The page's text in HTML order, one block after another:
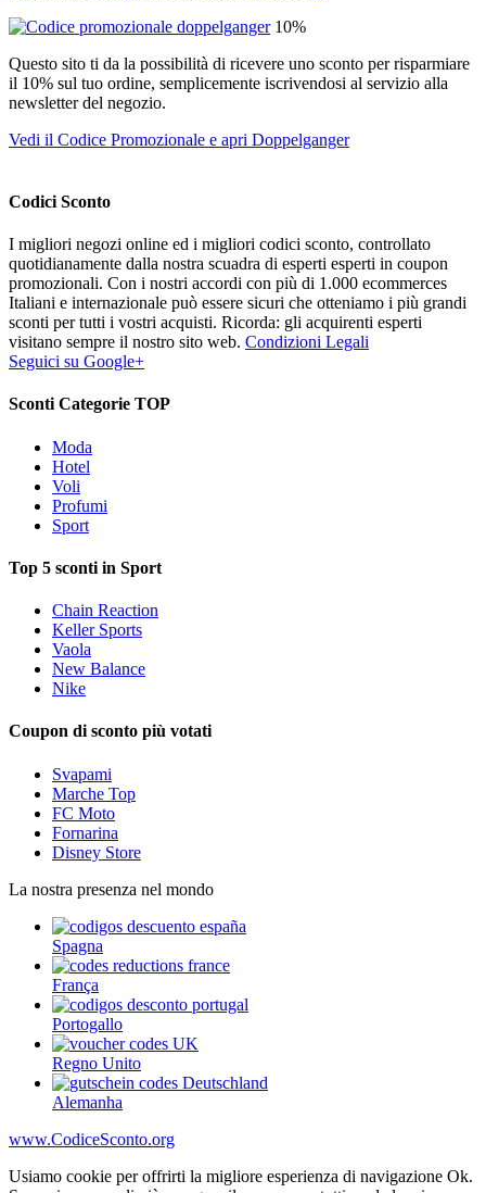
10%
Questo sito ti da la possibilità di ricevere uno sconto per risparmiare
il 10% sul tuo ordine, semplicemente iscrivendosi al servizio alla
newsletter del negozio.
Vedi il Codice Promozionale e apri Doppelganger
Codici Sconto
I migliori negozi online ed i migliori codici sconto, controllato
quotidianamente dalla nostra scuadra di esperti esperti in coupon
promozionali. Con i nostri accordi con più di 1.000 ecommerces
Italiani e internazionale può essere sicuri che otteniamo i più grandi
sconti per tutti i vostri acquisti. Ricorda: gli acquirenti esperti
visitano sempre il nostro sito web. Condizioni Legali
Seguici su Google+
Sconti Categorie TOP
Moda
Hotel
Voli
Profumi
Sport
Top 5 sconti in Sport
Chain Reaction
Keller Sports
Vaola
New Balance
Nike
Coupon di sconto più votati
Svapami
Marche Top
FC Moto
Fornarina
Disney Store
La nostra presenza nel mondo
Spagna
França
Portogallo
Regno Unito
Alemanha
www.CodiceSconto.org
Usiamo cookie per offrirti la migliore esperienza di navigazione Ok.